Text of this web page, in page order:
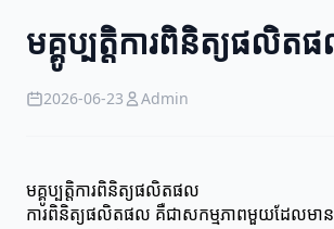
មគ្គូប្បត្តិការពិនិត្យផលិត
2026-06-23 Admin
មគ្គូប្បត្តិការពិនិត្យផលិតផល
ការពិនិត្យផលិតផល គឺជាសកម្មភាពមួយដែលម